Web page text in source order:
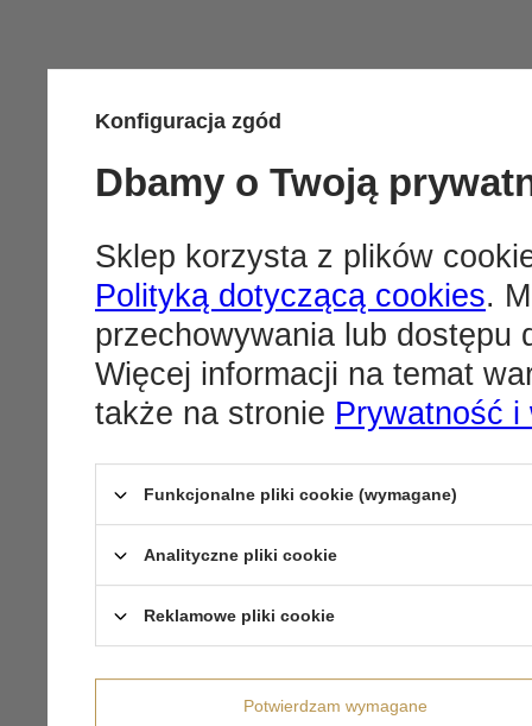
Konfiguracja zgód
Dbamy o Twoją
Sklep korzysta z plików
Polityką dotyczącą cookies.
przechowywania lub dostępu
Więcej informacji na temat
także na stronie Prywatność i
Funkcjonalne pliki cookie (wymagane)
Analityczne pliki cookie
Reklamowe pliki cookie
Potwierdzam wymagane